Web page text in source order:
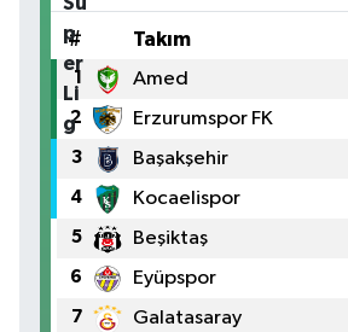
# Takım
1 Amed
2 Erzurumspor FK
3 Başakşehir
4 Kocaelispor
5 Beşiktaş
6 Eyüpspor
7 Galatasaray